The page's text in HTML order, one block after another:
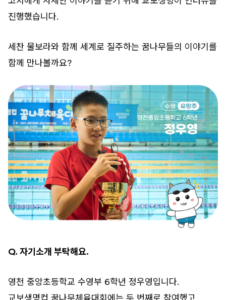
진행했습니다.
세찬 물보라와 함께 세계로 질주하는 꿈나무들의 이야기를
함께 만나볼까요?
Q. 자기소개 부탁해요.
영천 중앙초등학교 수영부 6학년 정우영입니다.
교보생명컵 꿈나무체육대회에는 두 번째로 참여했고,